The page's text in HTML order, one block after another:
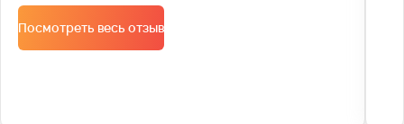
Посмотреть весь отзыв